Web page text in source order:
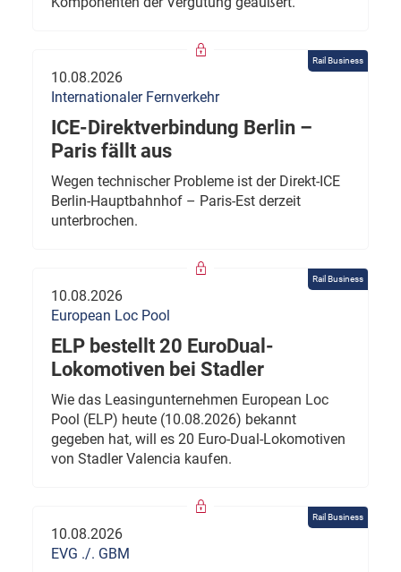
Rail Business
10.08.2026
Internationaler Fernverkehr
ICE-Direktverbindung Berlin –
Paris fällt aus
Wegen technischer Probleme ist der Direkt-ICE
Berlin-Hauptbahnhof – Paris-Est derzeit
unterbrochen.
Rail Business
10.08.2026
European Loc Pool
ELP bestellt 20 EuroDual-
Lokomotiven bei Stadler
Wie das Leasingunternehmen European Loc
Pool (ELP) heute (10.08.2026) bekannt
gegeben hat, will es 20 Euro-Dual-Lokomotiven
von Stadler Valencia kaufen.
Rail Business
10.08.2026
EVG ./. GBM